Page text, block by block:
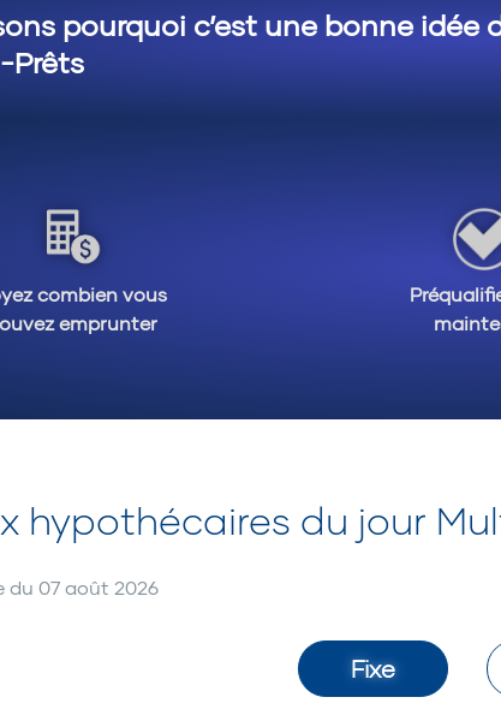
pourquoi c’est une bonne idée
Prêts
combien vous
emprunter
hypothécaires du jour
du 07 août 2026
Fixe